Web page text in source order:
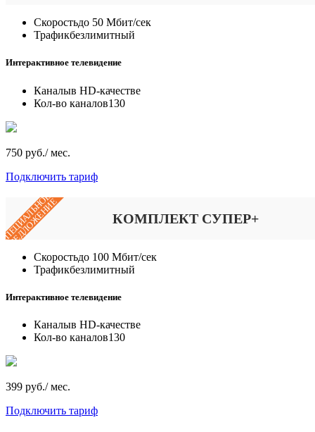
Скоростьдо 50 Мбит/сек
Трафикбезлимитный
Интерактивное телевидение
Каналыв HD-качестве
Кол-во каналов130
750 руб./ мес.
Подключить тариф
ПРЕДЛОЖЕНИЕ КОМПЛЕКТ СУПЕР+
Скоростьдо 100 Мбит/сек
Трафикбезлимитный
Интерактивное телевидение
Каналыв HD-качестве
Кол-во каналов130
399 руб./ мес.
Подключить тариф